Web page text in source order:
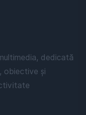
dedicată
obiective și